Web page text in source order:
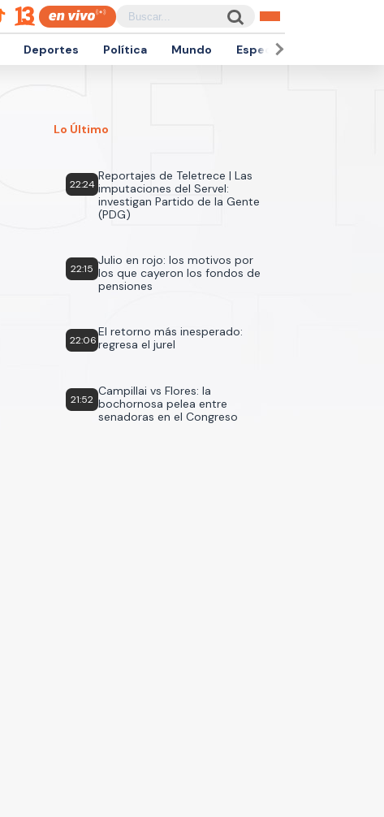
Deportes Política Mundo Espectáculos
Lo Último
22:24
Reportajes de Teletrece | Las
imputaciones del Servel:
investigan Partido de la Gente
(PDG)
22:15
Julio en rojo: los motivos por
los que cayeron los fondos de
pensiones
22:06
El retorno más inesperado:
regresa el jurel
21:52
Campillai vs Flores: la
bochornosa pelea entre
senadoras en el Congreso